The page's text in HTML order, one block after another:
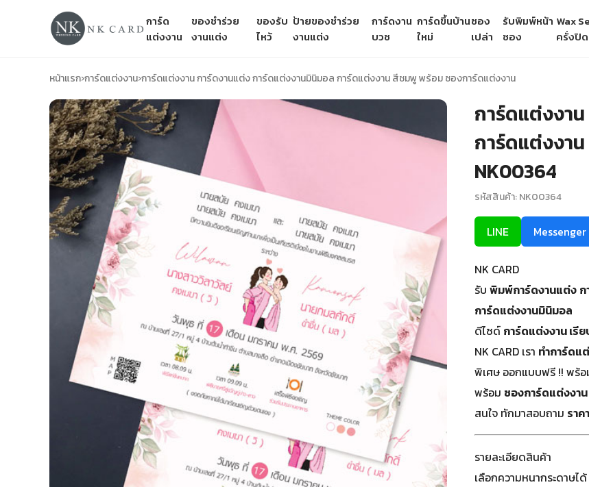
การ์ด
แต่งงาน
ของชำร่วย
งานแต่ง
ของรับ
ไหว้
ป้ายของชำร่วย
งานแต่ง
การ์ดงาน
บวช
การ์ดขึ้นบ้าน
ใหม่
ซอง
เปล่า
รับพิมพ์หน้า
ซอง
Wax
ครั่งปิ
หน้าแรก›การ์ดแต่งงาน›การ์ดแต่งงาน การ์ดงานแต่ง การ์ดแต่งงานมินิมอล การ์ดแต่งงาน สีชมพู พร้อม ซองการ์ดแต่งงาน
การ์ดแต่งงา
การ์ดแต่งงา
NK00364
รหัสสินค้า: NK00364
LINE Messenger
NK CARD
รับ พิมพ์การ์ดงานแต่ง
การ์ดแต่งงานมินิมอล
ดีไซด์ การ์ดแต่งงาน เรี
NK CARD เรา ทำการ์ดแ
พิเศษ ออกแบบฟรี !! พร้
พร้อม ซองการ์ดแต่งงาน
สนใจ ทักมาสอบถาม รา
รายละเอียดสินค้า
เลือกความหนากระดาษได้